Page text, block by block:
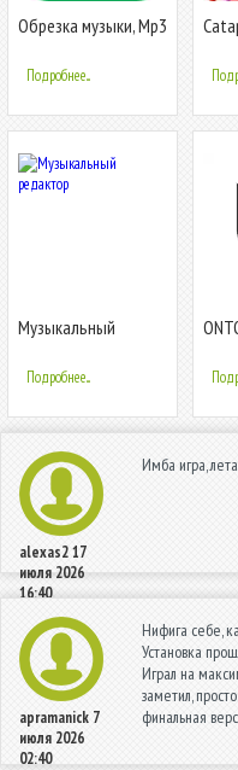
Обрезка музыки, Mp3
Pro
Подробнее...
Музыкальный
Подробнее...
alexas217
июля 2026
16:40
Имба игра,
apramanick 7
июля 2026
02:40
Нифига себе,
Установка
Играл на
заметил,
финальная